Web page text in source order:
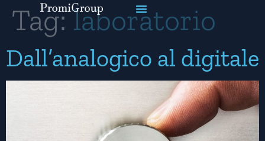
Tag:laboratorio
Dall’analogico al digitale